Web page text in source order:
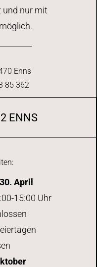
und nur mit
Enns
85 362
ENNS
April
15:00 Uhr